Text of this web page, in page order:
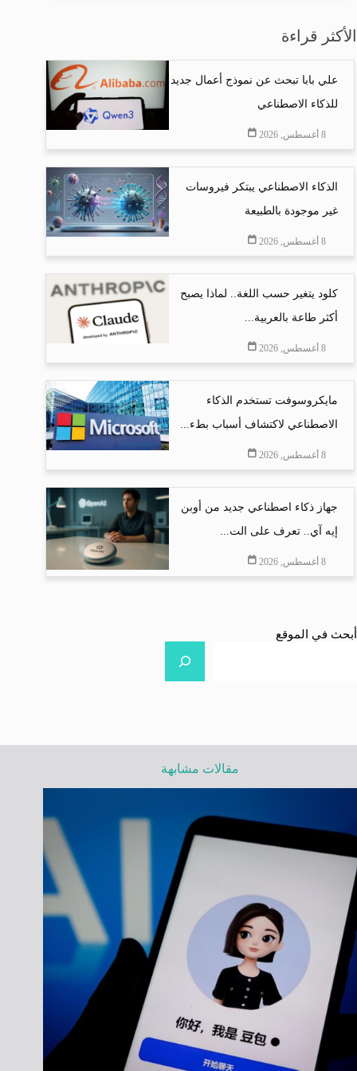
الأكثر قراءة
علي بابا تبحث عن نموذج أعمال جديد
للذكاء الاصطناعي
8 أغسطس, 2026
الذكاء الاصطناعي يبتكر فيروسات
غير موجودة بالطبيعة
8 أغسطس, 2026
كلود يتغير حسب اللغة.. لماذا يصبح
أكثر طاعة بالعربية...
8 أغسطس, 2026
مايكروسوفت تستخدم الذكاء
الاصطناعي لاكتشاف أسباب بطء...
8 أغسطس, 2026
جهاز ذكاء اصطناعي جديد من أوبن
إيه آي.. تعرف على الت...
8 أغسطس, 2026
أبحث في الموقع
مقالات مشابهة